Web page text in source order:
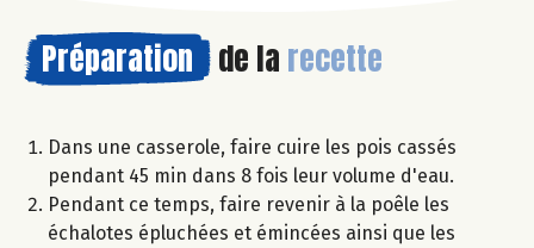
Préparation de la recette
Dans une casserole, faire cuire les pois cassés
pendant 45 min dans 8 fois leur volume d'eau.
Pendant ce temps, faire revenir à la poêle les
échalotes épluchées et émincées ainsi que les